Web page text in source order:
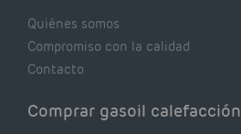
Quiénes somos
Compromiso con la calidad
Contacto
Comprar gasoil calefacción